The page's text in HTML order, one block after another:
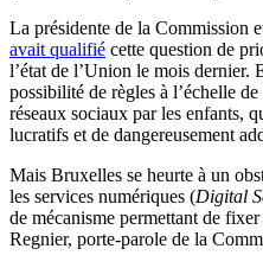
La présidente de la Commission
avait qualifié cette question de
l’état de l’Union le mois dernier.
possibilité de règles à l’échelle
réseaux sociaux par les enfants,
lucratifs et de dangereusement
Mais Bruxelles se heurte à un
les services numériques (Digital
de mécanisme permettant de
Regnier, porte-parole de la